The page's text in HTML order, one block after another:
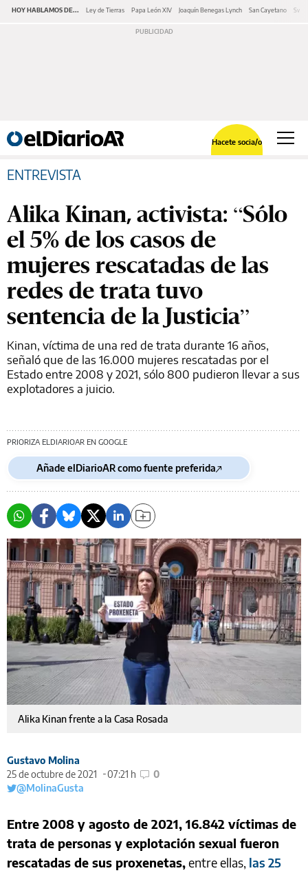
HOY HABLAMOS DE... Ley de Tierras Papa León XIV Joaquín Benegas Lynch San Cayetano
Hacete socia/o
ENTREVISTA
Alika Kinan, activista: “Sólo
el 5% de los casos de
mujeres rescatadas de las
redes de trata tuvo
sentencia de la Justicia”
Kinan, víctima de una red de trata durante 16 años,
señaló que de las 16.000 mujeres rescatadas por el
Estado entre 2008 y 2021, sólo 800 pudieron llevar a sus
explotadores a juicio.
PRIORIZA ELDIARIOAR EN GOOGLE
Añade elDiarioAR como fuente preferida
Alika Kinan frente a la Casa Rosada
Gustavo Molina
25 de octubre de 2021
07:21 h
0
@MolinaGusta
Entre 2008 y agosto de 2021, 16.842 víctimas de
trata de personas y explotación sexual fueron
rescatadas de sus proxenetas,entre ellas, las 25